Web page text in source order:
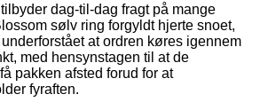
dag-til-dag fragt på mange
sølv ring forgyldt hjerte snoet,
at ordren køres igennem
med hensynstagen til at de
pakken afsted forud for at
fyraften.